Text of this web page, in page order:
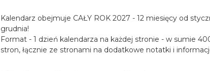
Kalendarz obejmuje CAŁY ROK 2027 - 12 miesięcy od
grudnia!
Format - 1 dzień kalendarza na każdej stronie - w sumie
stron, łącznie ze stronami na dodatkowe notatki i
powiększ zdjęcie